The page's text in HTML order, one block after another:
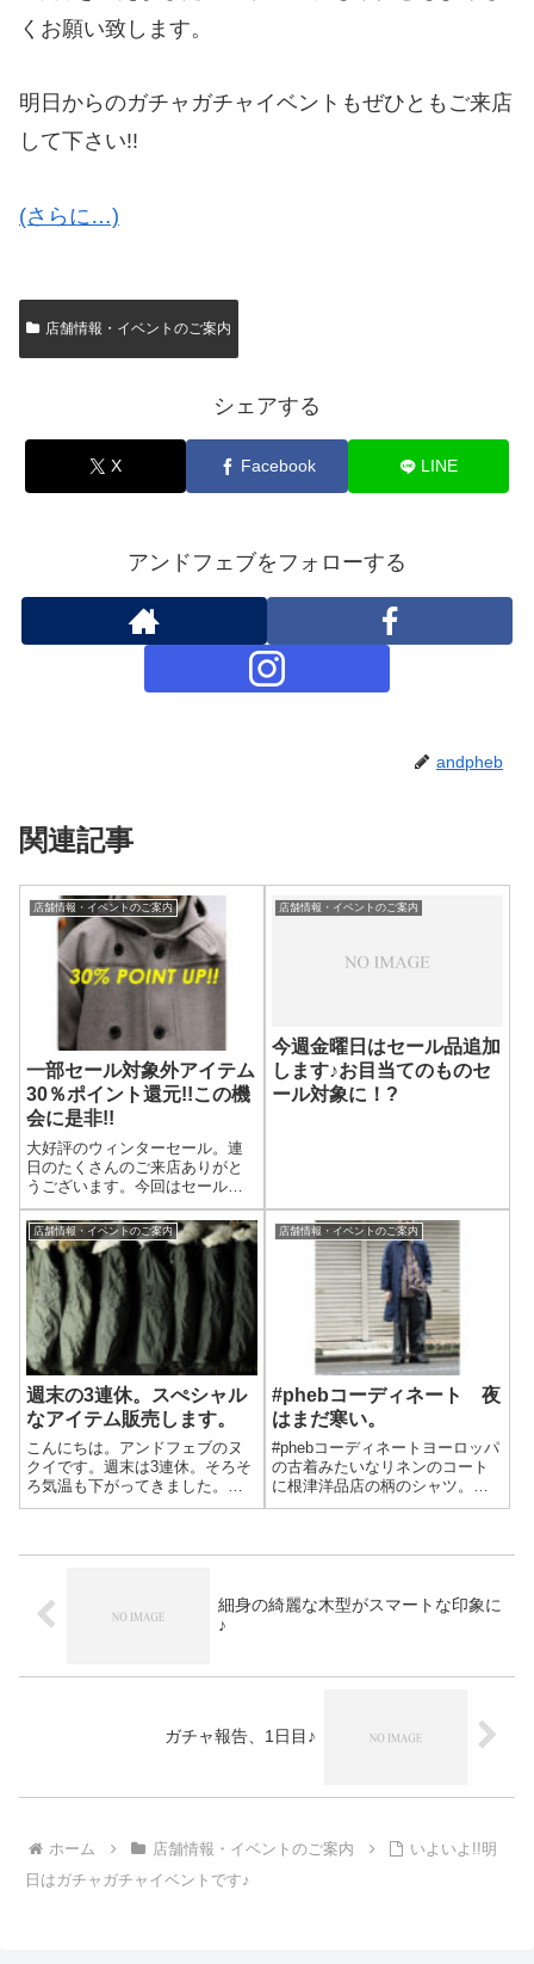
くお願い致します。
明日からのガチャガチャイベントもぜひともご来店
して下さい!!
(さらに…)
店舗情報・イベントのご案内
シェアする
X Facebook LINE
アンドフェブをフォローする
andpheb
関連記事
店舗情報・イベントのご案内
一部セール対象外アイテム
30％ポイント還元!!この機
会に是非!!
大好評のウィンターセール。連
日のたくさんのご来店ありがと
うございます。今回はセールに
合わせましてポイントアップを
開催。本日からオリジナルオン
ラインストア限定で今までセー
ル対象外だったアイテムが30％
ポイント還元になります！たと
えば1万円分の...
店舗情報・イベントのご案内
今週金曜日はセール品追加
します♪お目当てのものセ
ール対象に！?
店舗情報・イベントのご案内
週末の3連休。スぺシャル
なアイテム販売します。
こんにちは。アンドフェブのヌ
クイです。週末は3連休。そろそ
ろ気温も下がってきました。真
夏に届いて、今か今かと待ち構
Stor...
店舗情報・イベントのご案内
#phebコーディネート 夜
はまだ寒い。
#phebコーディネートヨーロッパ
の古着みたいなリネンのコート
に根津洋品店の柄のシャツ。
EG×SEBAGOのモカシンも
細身の綺麗な木型がスマートな印象に
♪
ガチャ報告、1日目♪
ホーム 店舗情報・イベントのご案内
いよいよ!!明
日はガチャガチャイベントです♪